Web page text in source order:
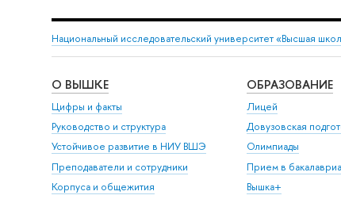
Национальный исследовательский университет «Высшая
О ВЫШКЕ
Цифры и факты
Руководство и структура
Устойчивое развитие в НИУ ВШЭ
Преподаватели и сотрудники
Корпуса и общежития
ОБРАЗОВАНИЕ
Лицей
Довузовская
Олимпиады
Прием в
Вышка+